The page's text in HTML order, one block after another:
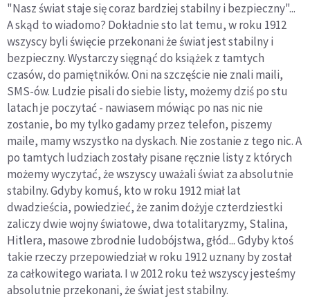
"Nasz świat staje się coraz bardziej stabilny i bezpieczny"...
A skąd to wiadomo? Dokładnie sto lat temu, w roku 1912
wszyscy byli święcie przekonani że świat jest stabilny i
bezpieczny. Wystarczy sięgnąć do książek z tamtych
czasów, do pamiętników. Oni na szczęście nie znali maili,
SMS-ów. Ludzie pisali do siebie listy, możemy dziś po stu
latach je poczytać - nawiasem mówiąc po nas nic nie
zostanie, bo my tylko gadamy przez telefon, piszemy
maile, mamy wszystko na dyskach. Nie zostanie z tego nic. A
po tamtych ludziach zostały pisane ręcznie listy z których
możemy wyczytać, że wszyscy uważali świat za absolutnie
stabilny. Gdyby komuś, kto w roku 1912 miał lat
dwadzieścia, powiedzieć, że zanim dożyje czterdziestki
zaliczy dwie wojny światowe, dwa totalitaryzmy, Stalina,
Hitlera, masowe zbrodnie ludobójstwa, głód... Gdyby ktoś
takie rzeczy przepowiedział w roku 1912 uznany by został
za całkowitego wariata. I w 2012 roku też wszyscy jesteśmy
absolutnie przekonani, że świat jest stabilny.